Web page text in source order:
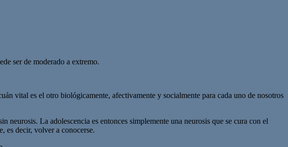
ser de moderado a extremo.
vital es el otro biológicamente, afectivamente y socialmente para cada uno de nosotros
neurosis. La adolescencia es entonces simplemente una neurosis que se cura con el
es decir, volver a conocerse.